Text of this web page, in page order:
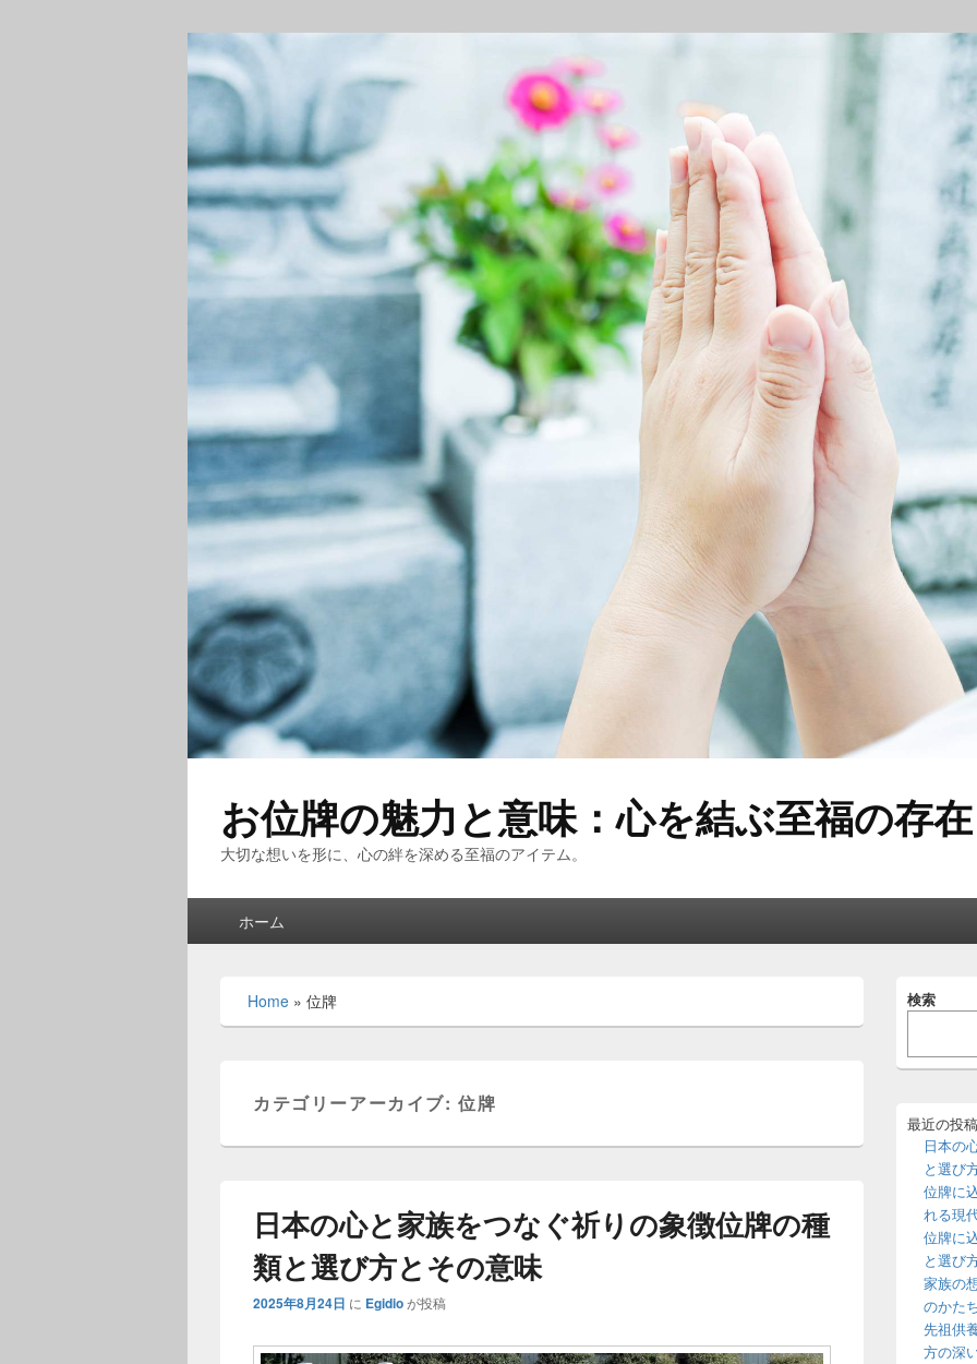
お位牌の魅力と意味：心を結ぶ至福の存在
大切な想いを形に、心の絆を深める至福のアイテム。
ホーム
Home » 位牌
カテゴリーアーカイブ:位牌
日本の心と家族をつなぐ祈りの象徴位牌の種
類と選び方とその意味
2025年8月24日 に Egidioが投稿
イ
イ
ー
検索
最近の投稿
日本の
と選び
位牌に
れる現
位牌に
と選び
家族の
のかた
先祖供
方の深